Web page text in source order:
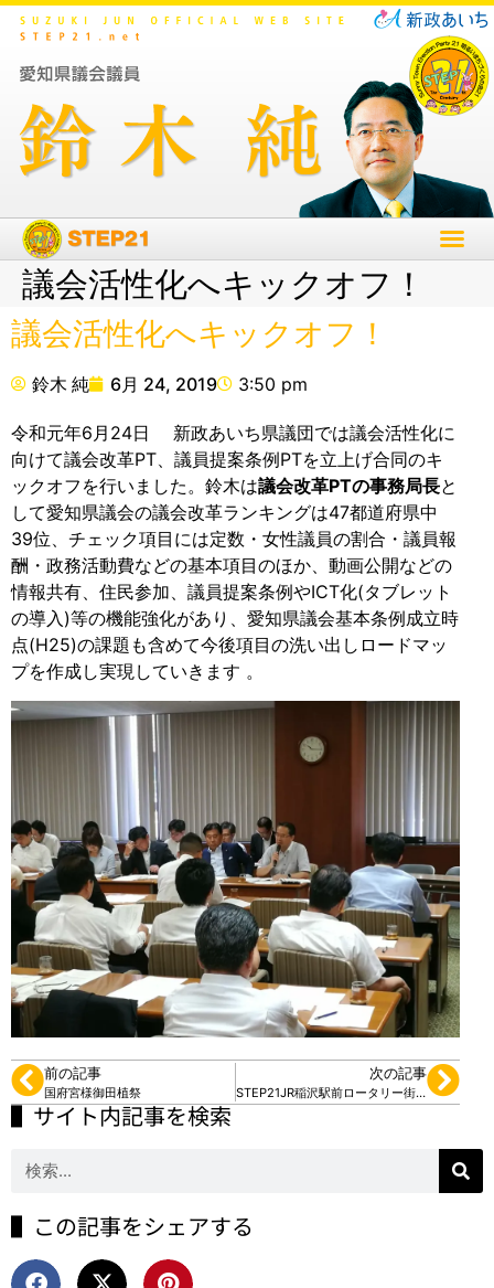
議会活性化へキックオフ！
議会活性化へキックオフ！
鈴木 純 6月 24, 2019 3:50 pm
令和元年6月24日 新政あいち県議団では議会活性化に
向けて議会改革PT、議員提案条例PTを立上げ合同のキ
ックオフを行いました。鈴木は議会改革PTの事務局長と
して愛知県議会の議会改革ランキングは47都道府県中
39位、チェック項目には定数・女性議員の割合・議員報
酬・政務活動費などの基本項目のほか、動画公開などの
情報共有、住民参加、議員提案条例やICT化(タブレット
の導入)等の機能強化があり、愛知県議会基本条例成立時
点(H25)の課題も含めて今後項目の洗い出しロードマッ
プを作成し実現していきます 。
前の記事
国府宮様御田植祭
次の記事
STEP21JR稲沢駅前ロータリー街宣
▌サイト内記事を検索
▌この記事をシェアする